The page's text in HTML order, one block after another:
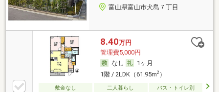
富山県富山市犬島７丁目
8.40万円
管理費5,000円
なし
1ヶ月
1階 / 2LDK（61.95m2）
敷金なし 二人暮らし
バス・トイレ別